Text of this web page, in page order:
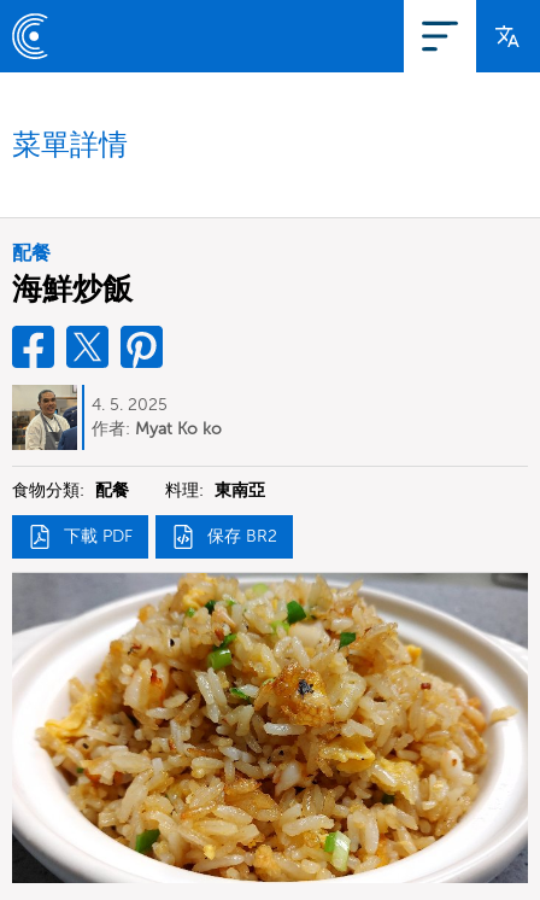
菜單詳情
配餐
海鮮炒飯
4. 5. 2025
作者: Myat Ko ko
食物分類: 配餐 料理: 東南亞
下載 PDF 保存 BR2